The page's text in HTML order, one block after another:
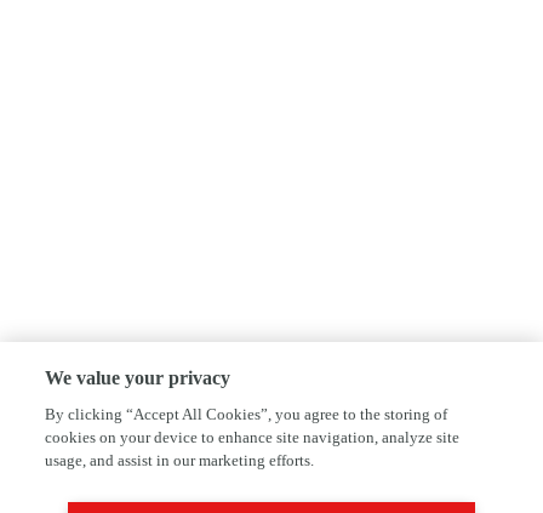
We value your privacy
By clicking “Accept All Cookies”, you agree to the storing of
cookies on your device to enhance site navigation, analyze site
usage, and assist in our marketing efforts.